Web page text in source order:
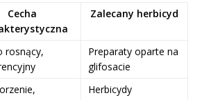
Cecha
Zalecany herbicyd
rosnący,
Preparaty oparte na
glifosacie
Herbicydy